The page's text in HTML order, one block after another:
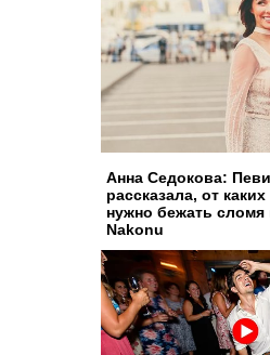
Анна Седокова:
рассказала, от
нужно бежать сломя
Nakonu